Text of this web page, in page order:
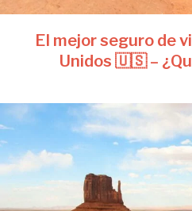
El mejor seguro de
Unidos 🇺🇸 –